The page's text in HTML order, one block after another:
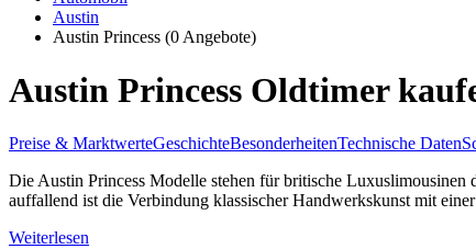
Austin
Austin Princess (0 Angebote)
Austin Princess Oldtimer
Preise & MarktwerteGeschichteBesonderheitenTechnische Daten
Die Austin Princess Modelle stehen für britische Luxuslimousinen
auffallend ist die Verbindung klassischer Handwerkskunst mit
Weiterlesen